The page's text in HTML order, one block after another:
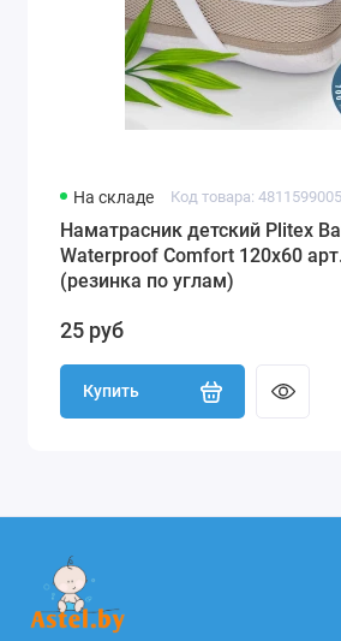
На складе Код товара:
Наматрасник детский Plitex
Waterproof Comfort 120х60
(резинка по углам)
25 руб
Купить